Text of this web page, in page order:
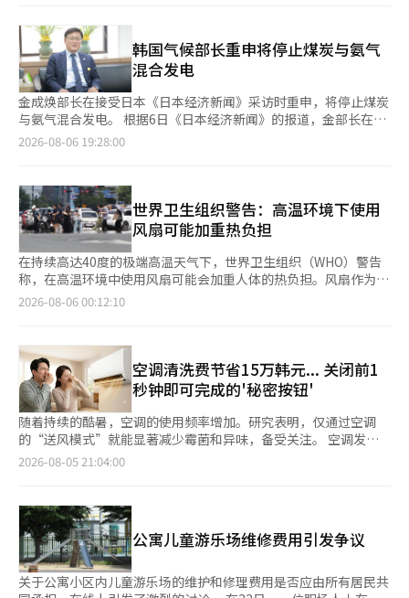
用“二级抽水”的方式，将水推送到上游，供应给附近的45公顷
（设施栽培地30%，稻田70%）。 市政府相关人士表示，水质经
过自有设备测量，重要指标电导率符合食用标准的一半，已通知农
民。经过24小时的全力测试，确认下游没有问题，正在持续运行，
电费由市财政全额承担。 在汉林面华浦川一带，新安装了临时坝
以确保用水。临时坝将维持至降水充足或用水顺利保障为止。 此
次供水的优先对象是根据受益面积、民怨接收量和蓄水率等综合考
虑，选择了情况最为严重的真礼和汉林。然而，其他乡镇的支援请
供水车仅有1至2辆，地方政府之间的争夺十分激烈。市政府计划在
下周追加4辆供水车，以扩大对真礼和汉林以外地区的支援。 农作
物受损的报告情况将在各负责人员汇总后，预计于7日左右明朗。
金海市还为应对可能持续的长期干旱准备了后续对策。市政府相关
人士表示：“如果干旱长期化，省或中央部门将重新进行灾难相关
需求调查，预计会分配资金。如果不顺利，市政府将投入市财政，
积极应对干旱损失。” 金海市建设科长朴明俊表示：“为应对持
续的干旱，我们正在推进污水处理厂排放水再利用、临时坝建设、
弃假期，亲自驾驶车辆...积极开展现场行政 这种以现场为中心的干
旱应对措施在金海市长的行动中得以体现。自4日起，郑英斗市长
进入为期四天的夏季假期，为减轻员工的负担，他亲自驾驶私家
车，连续几天巡视干旱和高温的盲区，实际上延续了工作。 郑市
长在假期的第一天与地区团体负责人协商干旱对策，随后检查了汉
林面一带，第二天则巡视了干旱严重的真礼面，并访问了真礼农协
的长寿大学，叮嘱老年人做好防暑措施。 6日，他与小商户进行了
期间停止废纸收集老人的活动，并制定了支持措施，全面启动高温
和干旱的综合对策。 郑英斗市长表示：“如果市长不休假，员工
可能会觉得难以休假，因此我请假，但面对持续的高温和干旱，我
无法袖手旁观，每天与当地居民沟通，巡视现场。”他强调：“为
了不让市民在气候灾害中遭受困扰，我将尽全力确保在恢复工作
设施大多仅限会员使用或开放情况不明确。此外，在已公布开放时
间的避暑中心中，超过半数在周末及节假日不开放。受开放条件、
地理位置及固定使用群体等因素影响，不少老人更倾向于选择开放
程度更高、出入更便利的博物馆、机场等公共设施避暑。 与官方
避暑中心相比，博物馆、机场等公共设施开放时间更长，交通便
利，并配有空调、饮水和休息区域，因此成为不少老年人的新选
择。为节省空调电费，一些低收入老人白天前往韩国历史博物馆、
国立古宫博物馆等场所，在参观展览的同时纳凉休息。还有老人乘
降，有人甚至带着凉席、枕头和午餐，在机场度过一天。 随着高
温和热带夜持续，仁川国际机场夜间还聚集了部分无家可归者及无
力承担空调费用的弱势群体。由于机场24小时开放，并配备完善的
空调和休息设施，已成为部分人夜间避暑甚至过夜的场所。与此同
时，持续增加的避暑人群也给机场运营带来一定压力，部分休息区
域长期被占用，对旅客正常使用造成影响。机场方面表示，在保障
旅客正常出行的前提下，将进一步加强现场秩序管理。 业内人士
指出，极端高温正对韩国公共服务体系提出新的考验。随着高温天
求。未来，如何进一步提高公共设施的开放性和便利性，完善公共
避暑服务体系，为老年人等弱势群体提供兼具避暑、休憩和社交功
能的公共空间，将成为韩国城市公共服务面临的重要课题。
韩国气候部长重申将停止煤炭与氨气
混合发电
金成焕部长在接受日本《日本经济新闻》采访时重申，将停止煤炭
与氨气混合发电。 根据6日《日本经济新闻》的报道，金部长在上
月底的采访中表示，混合发电可能成为“延续煤炭火电的手段”，
发电，韩国的脱碳战略可能会受到影响。他强调：“我们不能回归
煤炭火电。”金部长一直以来都明确表示停止混合发电的方针，并
在上个月与《亚洲经济》采访时指出：“环境与产业、能源不再是
对立的概念。”他表示，将努力使韩国从石油国家转变为电力国
家，超越以化石燃料为中心的社会，成为脱碳绿色文明的引领者。
在尹锡悦政府期间，韩国曾计划到2030年在国内一半以上的火电
厂中混合20%的氨气。然而，在李在明政府上任后，脱碳政策得到
加强，计划逐步结束煤炭火电。根据计划，到2040年将完全废止
2040年前将停止其余电厂的运营。日本对氨气供应的影响展望
《日本经济新闻》指出，韩国和日本都是氨气的主要消费国，如果
韩国停止混合发电，日本将成为唯一的主要煤炭与氨气混合发电
国。这可能会对包括美国在内的主要氨气生产国的全球供应链造成
影响，并可能影响日本的氨气采购战略。日本目前从美国、澳大利
亚和中东等地采购氨气，并在尹锡悦政府期间于2025年3月与韩国
达成了在氨气采购领域的合作。 此外，日本政府一直积极支持氨
气的使用，目前日本最大的电力公司JERA与主要的中化企业IHI正
然气（LNG）的火电将在2050年前继续发挥一定作用。同时，他
提到核电方面将优先考虑安全，计划对即将到期的反应堆进行维修
和延长使用寿命，而不是自动关闭。但对于新建核电站及核电的具
体比例，他表示“尚未决定”。半导体支持方案 与此同时，金部
长还提到了对半导体产业的支持方案。由于全球人工智能（AI）热
潮，内存半导体的需求激增，三星电子和SK海力士决定在南部地
2026-08-06 19:28:00
世界卫生组织警告：高温环境下使用
风扇可能加重热负担
在持续高达40度的极端高温天气下，世界卫生组织（WHO）警告
称，在高温环境中使用风扇可能会加重人体的热负担。风扇作为夏
季常见的降温设备，当环境温度超过一定水平时，可能不仅无法降
超过40度的情况下，使用风扇会将热风传递到身体，反而不利于降
低体温，可能增加身体所承受的热量。 这里提到的40度是指风扇
运作时室内或周围环境的空气温度，而非人体体温。如果外部气温
达到40度，但通过空调等方式将室内温度有效降低，则可以配合使
用风扇，以帮助降低体感温度。 WHO提出的应对高温的原则主要
包括“避暑”、“保持室内凉爽”、“降温和保持水分”、“保护
婴幼儿和儿童”等四项。 根据联合新闻的报道，白天最热的时段
应避免外出或进行剧烈运动。如不得不外出，应选择阴凉处而非阳
观测的气温高出10至15度。建议每天至少在空调开放的公共设施
或降温场所待2至3小时，并在游泳时注意不要单独行动，以防溺
水。 白天应利用窗帘和百叶窗等阻挡阳光直射进入室内，夜间外
部气温下降时再开窗通风。 尽量减少电器的使用，风扇应在气温
低于40度时使用，超过40度时，风扇可能会提高体温。 直接降低
体温的措施也很重要。WHO建议穿宽松轻便的衣物，使用凉水淋
2026-08-06 00:12:10
空调清洗费节省15万韩元... 关闭前1
秒钟即可完成的'秘密按钮'
随着持续的酷暑，空调的使用频率增加。研究表明，仅通过空调
的“送风模式”就能显著减少霉菌和异味，备受关注。 空调发出
异味的主要原因是冷却后内部残留的湿气。在冷却过程中，空调内
开窗户，稍微进行冷却，最后使用送风或内部干燥（清洁干燥）功
能。送风模式并不是产生冷风，而是仅仅送风以帮助内部干燥。
韩国消费者院建议在使用空调后至少使用送风或干燥功能10分钟以
上以干燥内部。然而，现场的空调安装和维修技师建议，为了充分
去除内部湿气，送风运行约60分钟更为有效。 电费方面也无需过
2026-08-05 21:04:00
公寓儿童游乐场维修费用引发争议
关于公寓小区内儿童游乐场的维护和修理费用是否应由所有居民共